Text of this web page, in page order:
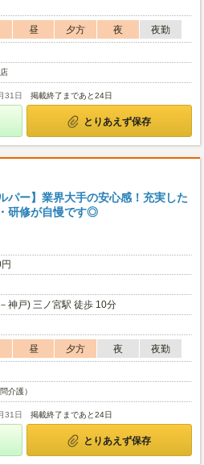
昼 夕方 夜
夜勤
31日 掲載終了まであと24日
とりあえず保存
パー】業界大手の安心感！充実した
研修が自慢です◎
神戸) 三ノ宮駅 徒歩 10分
昼 夕方 夜
夜勤
介護）
31日 掲載終了まであと24日
とりあえず保存